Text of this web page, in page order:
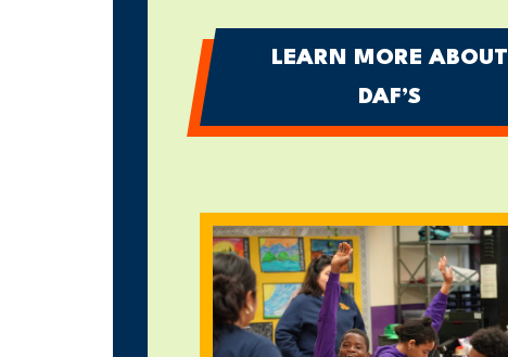
LEARN MORE ABOUT
DAF’S